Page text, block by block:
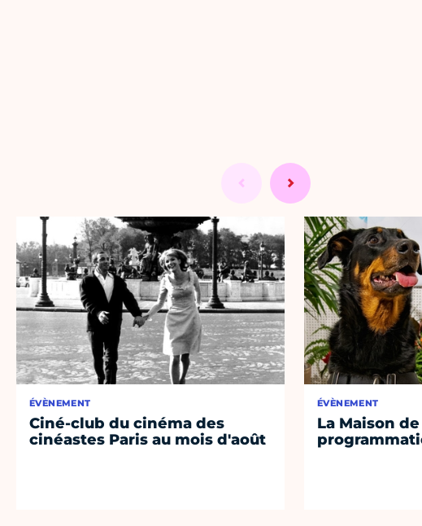
ÉVÈNEMENT
Ciné-club du cinéma des
cinéastes Paris au mois d'août
ÉVÈNEMENT
La Maison